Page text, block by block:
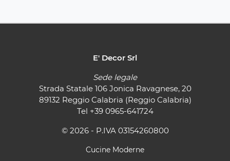
E' Decor Srl
Sede legale
Strada Statale 106 Jonica Ravagnese, 20
89132 Reggio Calabria (Reggio Calabria)
Tel +39 0965-641724
© 2026 - P.IVA 03154260800
Cucine Moderne